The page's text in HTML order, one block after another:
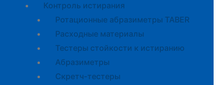
Контроль истирания
Ротационные абразиметры TABER
Расходные материалы
Тестеры стойкости к истиранию
Абразиметры
Скретч-тестеры